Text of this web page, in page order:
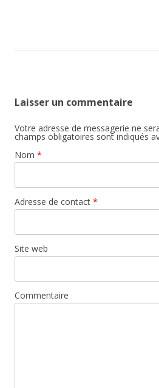
Laisser un commentaire
Votre adresse de messagerie ne
champs obligatoires sont indiqués
Nom *
Adresse de contact *
Site web
Commentaire